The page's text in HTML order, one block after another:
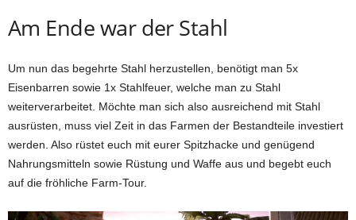
Am Ende war der Stahl
Um nun das begehrte Stahl herzustellen, benötigt man 5x
Eisenbarren sowie 1x Stahlfeuer, welche man zu Stahl
weiterverarbeitet. Möchte man sich also ausreichend mit Stahl
ausrüsten, muss viel Zeit in das Farmen der Bestandteile investiert
werden. Also rüstet euch mit eurer Spitzhacke und genügend
Nahrungsmitteln sowie Rüstung und Waffe aus und begebt euch
auf die fröhliche Farm-Tour.